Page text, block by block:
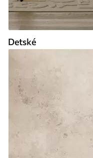
Detské